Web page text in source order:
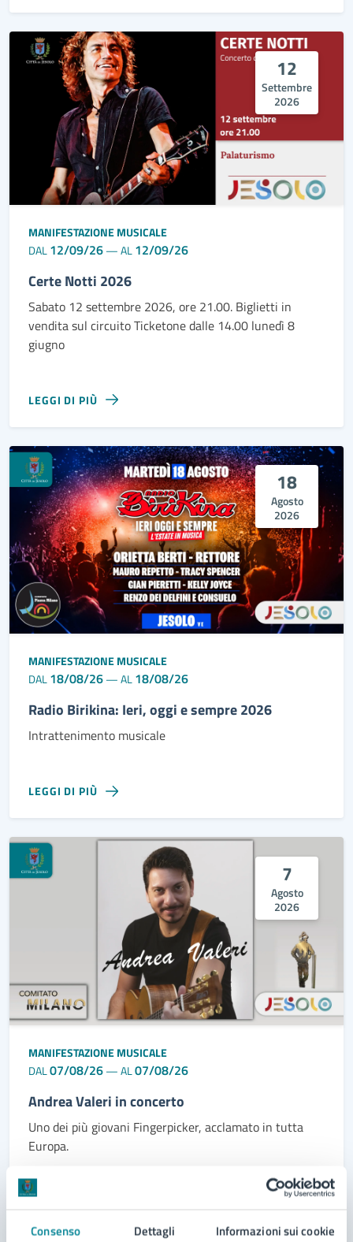
Consenso Dettagli Informazioni sui cookie
12
Settembre
2026
MANIFESTAZIONE MUSICALE
DAL12/09/26—AL12/09/26
Certe Notti 2026
Sabato 12 settembre 2026, ore 21.00. Biglietti in
vendita sul circuito Ticketone dalle 14.00 lunedì 8
giugno
LEGGI DI PIÙ
18
Agosto
2026
MANIFESTAZIONE MUSICALE
DAL18/08/26—AL18/08/26
Radio Birikina: Ieri, oggi e sempre 2026
Intrattenimento musicale
LEGGI DI PIÙ
7
Agosto
2026
MANIFESTAZIONE MUSICALE
DAL07/08/26—AL07/08/26
Andrea Valeri in concerto
Uno dei più giovani Fingerpicker, acclamato in tutta
Europa.
LEGGI DI PIÙ